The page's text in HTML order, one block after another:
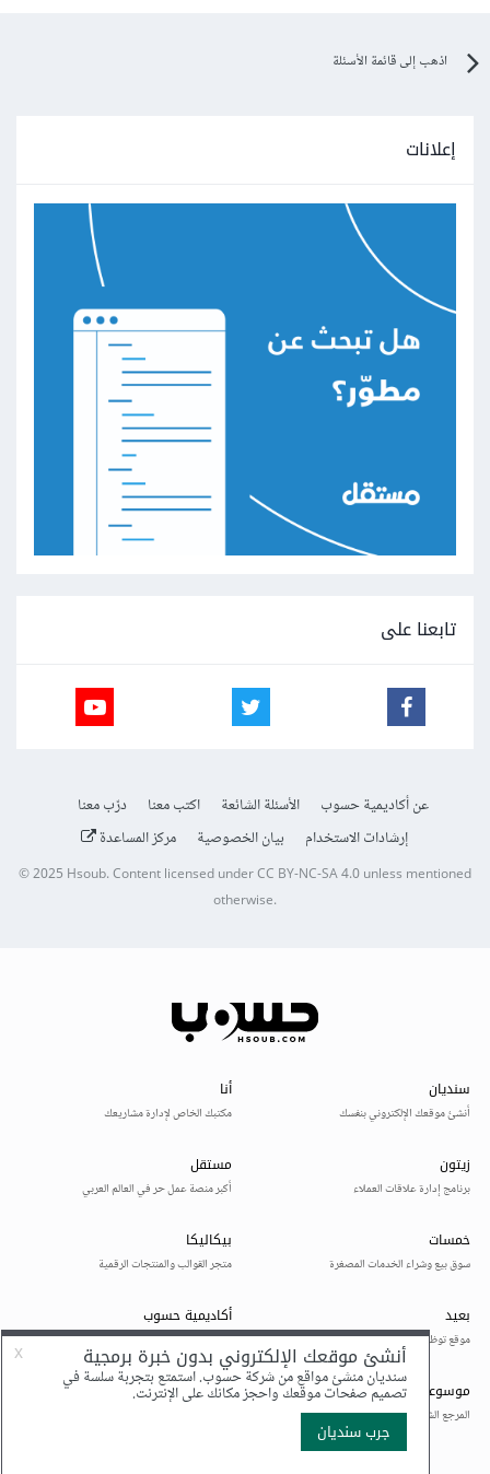
اذهب إلى قائمة الأسئلة
إعلانات
تابعنا على
عن أكاديمية حسوب الأسئلة الشائعة اكتب معنا
درّب معنا
إرشادات الاستخدام
بيان الخصوصية مركز المساعدة
© 2025Hsoub.Content licensed underCC BY-NC-SA 4.0unless mentioned
otherwise.